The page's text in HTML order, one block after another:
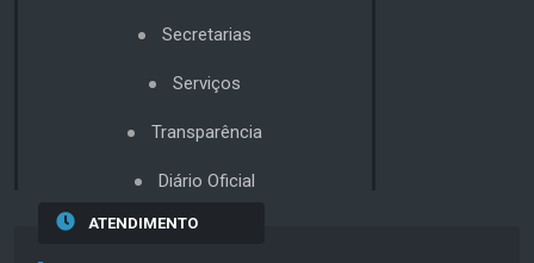
Secretarias
Serviços
Transparência
Diário Oficial
ATENDIMENTO